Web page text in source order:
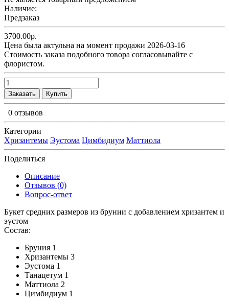
Наличие:
Предзаказ
3700.00р.
Цена была актульна на момент продажи 2026-03-16
Cтоимость заказа подобного товора согласовывайте с
флористом.
Заказать Купить
0 отзывов
Категории
Хризантемы Эустома Цимбидиум Маттиола
Поделиться
Описание
Отзывов (0)
Вопрос-ответ
Букет средних размеров из брунии c добавлением хризантем и
эустом
Состав:
Бруния 1
Хризантемы 3
Эустома 1
Танацетум 1
Маттиола 2
Цимбидиум 1